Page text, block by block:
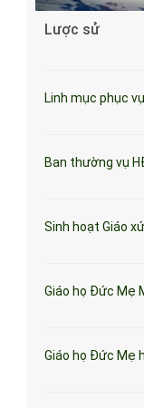
Lược sử
Linh mục phục vụ
Ban thường vụ
Sinh hoạt Giáo xứ
Giáo họ Đức Mẹ
Giáo họ Đức Mẹ